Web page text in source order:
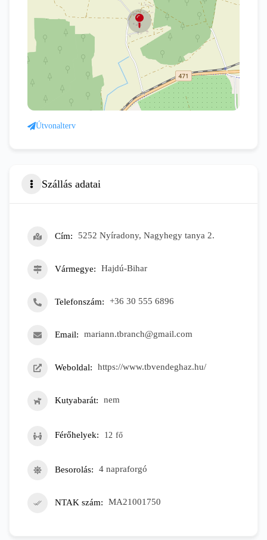
Útvonalterv
Szállás adatai
Cím 5252 Nyíradony, Nagyhegy tanya 2.
Vármegye Hajdú-Bihar
Telefonszám +36 30 555 6896
Email mariann.tbranch@gmail.com
Weboldal https://www.tbvendeghaz.hu/
Kutyabarát nem
Férőhelyek 12 fő
Besorolás 4 napraforgó
NTAK szám MA21001750